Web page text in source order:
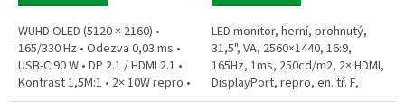
WUHD OLED (5120 × 2160) •
165/330 Hz • Odezva 0,03 ms •
USB-C 90 W • DP 2.1 / HDMI 2.1 •
Kontrast 1,5M:1 • 2× 10W repro •
Výškový stojan • Hmotnost 9,4
LED monitor, herní, prohnutý,
31,5", VA, 2560×1440, 16:9,
165Hz, 1ms, 250cd/m2, 2× HDMI,
DisplayPort, repro, en. tř. F,
černý